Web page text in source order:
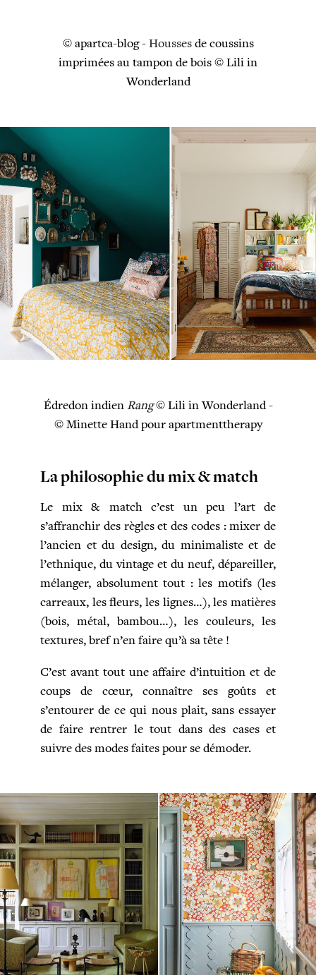
© apartca-blog -Houssesde coussins
imprimées au tampon de bois © Lili in
Wonderland
Édredon indien Rang© Lili in Wonderland -
© Minette Hand pour apartmenttherapy
La philosophie du mix & match
Le mix & match c’est un peu l’art de
s’affranchir des règles et des codes : mixer de
l’ancien et du design, du minimaliste et de
l’ethnique, du vintage et du neuf, dépareiller,
mélanger, absolument tout : les motifs (les
carreaux, les fleurs, les lignes…), les matières
(bois, métal, bambou…), les couleurs, les
textures, bref n’en faire qu’à sa tête !
C’est avant tout une affaire d’intuition et de
coups de cœur, connaître ses goûts et
s’entourer de ce qui nous plait, sans essayer
de faire rentrer le tout dans des cases et
suivre des modes faites pour se démoder.